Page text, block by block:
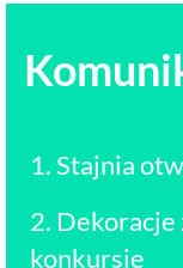
1. Stajnia
2. Dekoracje
konkursie